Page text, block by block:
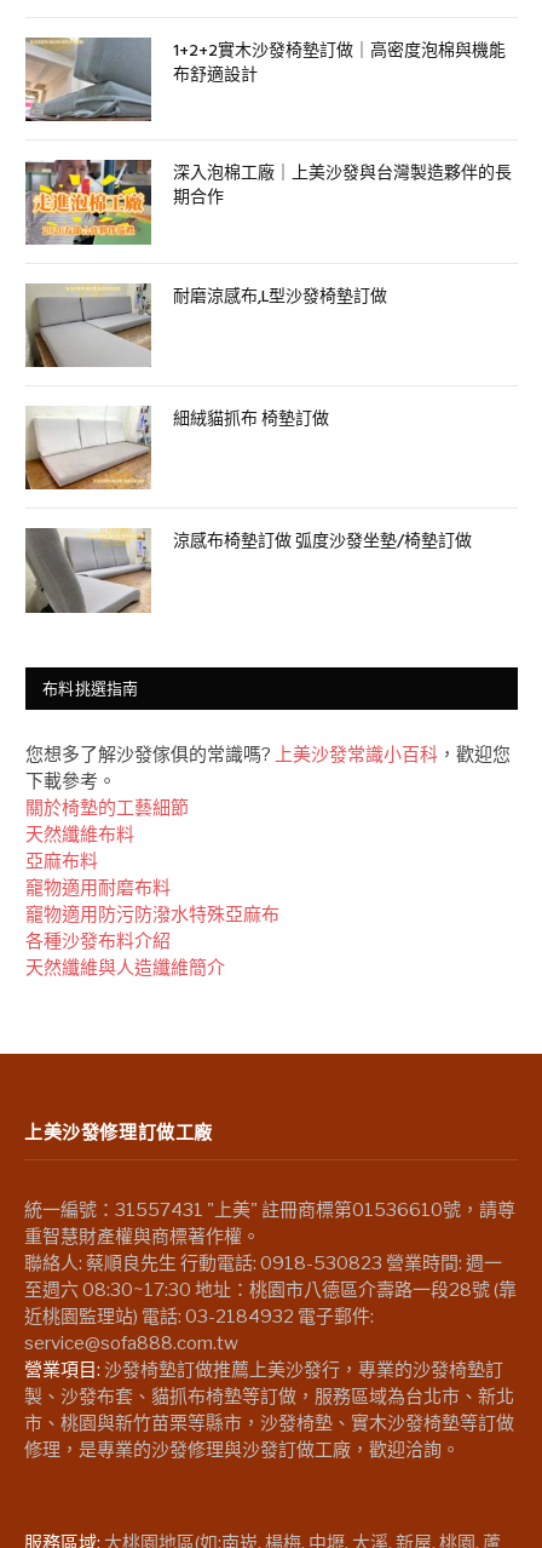
1+2+2實木沙發椅墊訂做｜高密度泡棉與機能
布舒適設計
深入泡棉工廠｜上美沙發與台灣製造夥伴的長
期合作
耐磨涼感布,L型沙發椅墊訂做
細絨貓抓布 椅墊訂做
涼感布椅墊訂做 弧度沙發坐墊/椅墊訂做
布料挑選指南
您想多了解沙發傢俱的常識嗎? 上美沙發常識小百科 ，歡迎您
下載參考。
關於椅墊的工藝細節
天然纖維布料
亞麻布料
竉物適用耐磨布料
竉物適用防污防潑水特殊亞麻布
各種沙發布料介紹
天然纖維與人造纖維簡介
上美沙發修理訂做工廠
統一編號：31557431 "上美" 註冊商標第01536610號，請尊
重智慧財產權與商標著作權。
聯絡人: 蔡順良先生 行動電話: 0918-530823 營業時間: 週一
至週六 08:30~17:30 地址：桃園市八德區介壽路一段28號 (靠
近桃園監理站) 電話: 03-2184932 電子郵件:
service@sofa888.com.tw
營業項目: 沙發椅墊訂做推薦上美沙發行，專業的沙發椅墊訂
製、沙發布套、貓抓布椅墊等訂做，服務區域為台北市、新北
市、桃園與新竹苗栗等縣市，沙發椅墊、實木沙發椅墊等訂做
修理，是專業的沙發修理與沙發訂做工廠，歡迎洽詢。
服務區域: 大桃園地區(如:南崁, 楊梅, 中壢, 大溪, 新屋, 桃園, 蘆